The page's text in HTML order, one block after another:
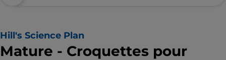
Hill's Science Plan
Mature - Croquettes pour